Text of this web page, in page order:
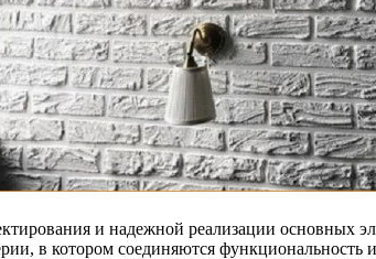
и надежной реализации основных
в котором соединяются